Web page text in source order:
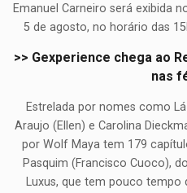
Emanuel Carneiro será exibida
5 de agosto, no horário das
>> Gexperience chega ao
nas
Estrelada por nomes como
Araujo (Ellen) e Carolina
por Wolf Maya tem 179
Pasquim (Francisco Cuoco),
Luxus, que tem pouco tempo